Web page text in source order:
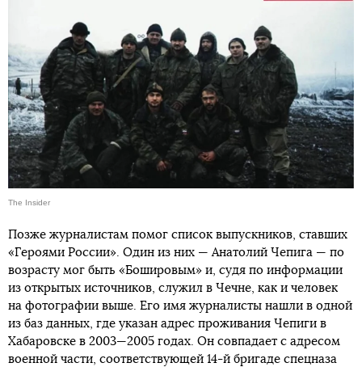
The Insider
Позже журналистам помог список выпускников, ставших
«Героями России». Один из них — Анатолий Чепига — по
возрасту мог быть «Бошировым» и, судя по информации
из открытых источников, служил в Чечне, как и человек
на фотографии выше. Его имя журналисты нашли в одной
из баз данных, где указан адрес проживания Чепиги в
Хабаровске в 2003—2005 годах. Он совпадает с адресом
военной части, соответствующей 14-й бригаде спецназа